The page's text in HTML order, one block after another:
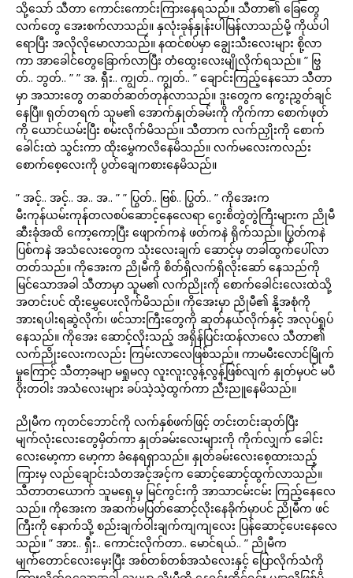
သို့သော် သီတာ ကောင်းကောင်းကြားနေရသည်။ သီတာ၏ ခြေတွေ
လက်တွေ အေးစက်လာသည်။ နှလုံးခုန်နှုန်းပါမြန်လာသည်မို့ ကိုယ်ပါ
ရောပြီး အလိုလိုမောလာသည်။ နထင်စပ်မှာ ချွေးသီးလေးများ စို့လာ
ကာ အာခေါင်တွေခြောက်လာပြီး တံထွေးလေးမျိုလိုက်ရသည်။ ” ဗြွ
တ်.. ဘွတ်.. ” ” အ. ရှီး.. ကျွတ်.. ကျွတ်.. ” ချောင်းကြည့်နေသော သီတာ
မှာ အသားတွေ တဆတ်ဆတ်တုန်လာသည်။ ဒူးတွေက ကွေးညွှတ်ချင်
နေပြီ။ ရုတ်တရက် သူမ၏ အောက်နှုတ်ခမ်းကို ကိုက်ကာ စောက်ဖုတ်
ကို ယောင်ယမ်းပြီး စမ်းလိုက်မိသည်။ သီတာက လက်ညှိုးကို စောက်
ခေါင်းထဲ သွင်းကာ ထိုးမွှေကလိနေမိသည်။ လက်မလေးကလည်း
စောက်စေ့လေးကို ပွတ်ချေကစားနေမိသည်။
” အင့်.. အင့်.. အ.. အ.. ” ” ပြွတ်.. ဗြစ်.. ပြွတ်.. ” ကိုအေးက
မီးကုန်ယမ်းကုန်တလစပ်ဆောင့်နေလေရာ ဂွေးစိတွဲတွဲကြီးများက ညိုမီ
ဆီးခုံအထိ ကော့ကော့ပြီး ဖျောက်ကနဲ ဖတ်ကနဲ ရိုက်သည်။ ပြွတ်ကနဲ
ပြစ်ကနဲ အသံလေးတွေက သုံးလေးချက် ဆောင့်မှ တခါထွက်ပေါ်လာ
တတ်သည်။ ကိုအေးက ညိုမီကို စိတ်ရှိလက်ရှိလိုးဆော် နေသည်ကို
မြင်သောအခါ သီတာမှာ သူမ၏ လက်ညိုးကို စောက်ခေါင်းလေးထဲသို့
အတင်းပင် ထိုးမွှေပေးလိုက်မိသည်။ ကိုအေးမှာ ညိုမီ၏ နို့အစုံကို
အားရပါးရဆွဲလိုက်၊ ဖင်သားကြီးတွေကို ဆုတ်နယ်လိုက်နှင့် အလုပ်ရှုပ်
နေသည်။ ကိုအေး ဆောင့်လိုးသည့် အရှိန်ပြင်းထန်လာလေ သီတာ၏
လက်ညိုးလေးကလည်း ကြမ်းလာလေဖြစ်သည်။ ကာမမီးလောင်မြိုက်
မှုကြောင့် သီတာ့ခမျာ မရှုမလှ လူးလူးလွန့်လွန့်ဖြစ်လျက် နှုတ်မှပင် မပီ
ဝိုးတဝါး အသံလေးများ ခပ်သဲ့သဲ့ထွက်ကာ ညီးညူနေမိသည်။
ညိုမီက ကုတင်ဘောင်ကို လက်နှစ်ဖက်ဖြင့် တင်းတင်းဆုတ်ပြီး
မျက်လုံးလေးတွေမှိတ်ကာ နှုတ်ခမ်းလေးများကို ကိုက်လျှက် ခေါင်း
လေးမော့ကာ မော့ကာ ခံနေရရှာသည်။ နှုတ်ခမ်းလေးစေ့ထားသည့်
ကြားမှ လည်ချောင်းသံတအင့်အင့်က ဆောင့်ဆောင့်ထွက်လာသည်။
သီတာတယောက် သူမရှေ့မှ မြင်ကွင်းကို အာသာငမ်းငမ်း ကြည့်နေလေ
သည်။ ကိုအေးက အဆက်မပြတ်ဆောင့်လိုးနေခိုက်မှာပင် ညိုမီက ဖင်
ကြီးကို နောက်သို့ စည်းချက်ဝါးချက်ကျကျလေး ပြန်ဆောင့်ပေးနေလေ
သည်။ ” အား.. ရှီး.. ကောင်းလိုက်တာ.. မောင်ရယ်.. ” ညိုမီက
မျက်တောင်လေးမှေးပြီး အစ်တစ်တစ်အသံလေးနှင့် ပြောလိုက်သံကို